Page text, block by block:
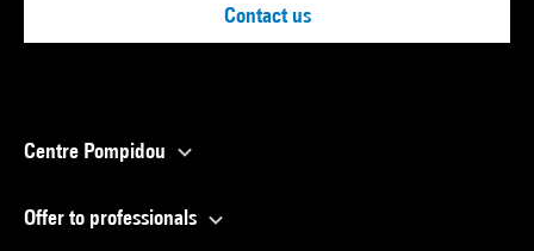
Contact us
Centre Pompidou
Offer to professionals